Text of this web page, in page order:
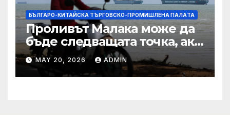
БЪЛГАРО-КИТАЙСКА ТЪРГОВСКО-ПРОМИШЛЕНА ПАЛAТА
Проливът Малака може да
бъде следващата точка, ако
Азия не внимава
MAY 20, 2026 ADMIN